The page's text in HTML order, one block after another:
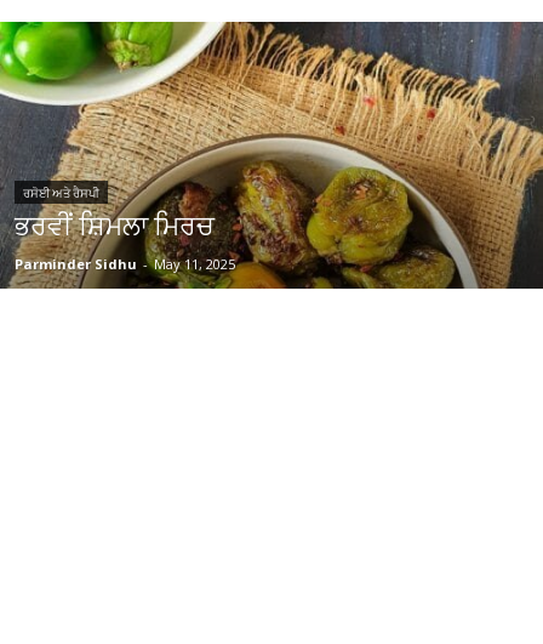
ਰਸੋਈ ਅਤੇ ਰੈਸਪੀ
ਭਰਵੀਂ ਸ਼ਿਮਲਾ ਮਿਰਚ
Parminder Sidhu - May 11, 2025